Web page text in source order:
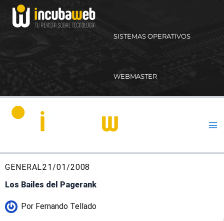
SISTEMAS OPERATIVOS
WEBMASTER
GENERAL21/01/2008
Los Bailes del Pagerank
Por Fernando Tellado